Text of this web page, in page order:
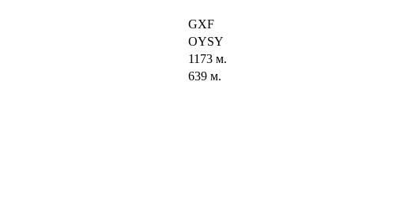
GXF
OYSY
1173 м.
639 м.